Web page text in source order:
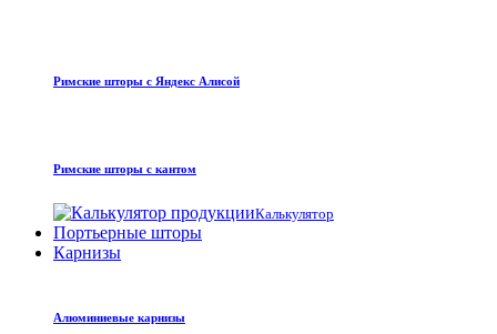
Римские шторы с Яндекс Алисой
Римские шторы с кантом
Калькулятор
Портьерные шторы
Карнизы
Алюминиевые карнизы